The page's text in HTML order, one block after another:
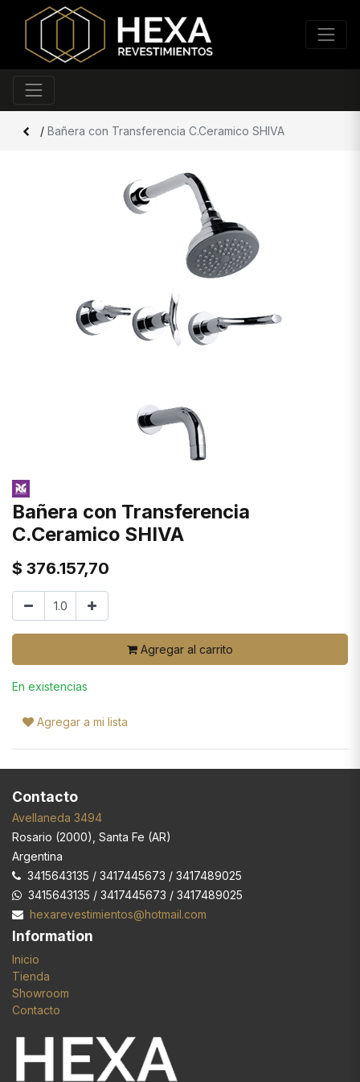
/ Bañera con Transferencia C.Ceramico SHIVA
Bañera con Transferencia
C.Ceramico SHIVA
$ 376.157,70
Agregar al carrito
En existencias
Agregar a mi lista
Contacto
Avellaneda 3494
Rosario (2000), Santa Fe (AR)
Argentina
3415643135 / 3417445673 / 3417489025
3415643135 / 3417445673 / 3417489025
hexarevestimientos@hotmail.com
Information
Inicio
Tienda
Showroom
Contacto